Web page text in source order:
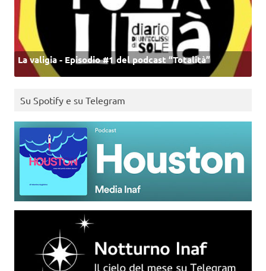
La valigia - Episodio #1 del podcast “Totalità”
Su Spotify e su Telegram